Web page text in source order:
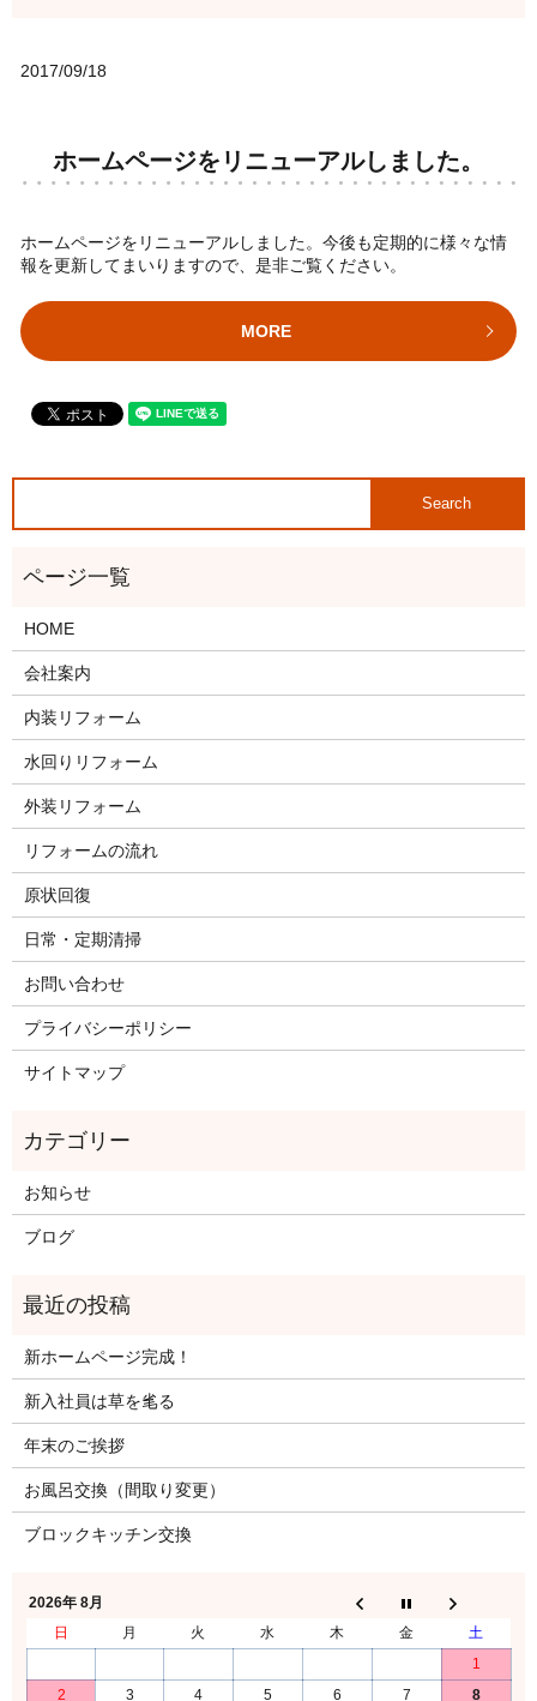
2017/09/18
ホームページをリニューアルしました。
ホームページをリニューアルしました。今後も定期的に様々な情
報を更新してまいりますので、是非ご覧ください。
MORE
HOME
会社案内
内装リフォーム
水回りリフォーム
外装リフォーム
リフォームの流れ
原状回復
日常・定期清掃
お問い合わせ
プライバシーポリシー
サイトマップ
お知らせ
ブログ
新ホームページ完成！
新入社員は草を毟る
年末のご挨拶
お風呂交換（間取り変更）
ブロックキッチン交換
2026年 8月
日
月 火 水 木 金
土
1
2
3 4 5 6 7 8